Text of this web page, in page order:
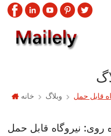
خانه وبلاگ قابل حمل
روی: نیروگاه قابل حمل